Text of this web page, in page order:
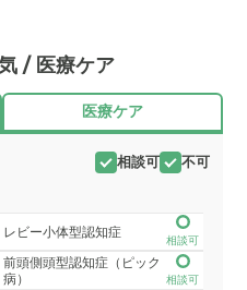
/ 医療ケア
医療ケア
相談可 不可
レビー小体型認知症
相談可
前頭側頭型認知症（ピック
病）
相談可